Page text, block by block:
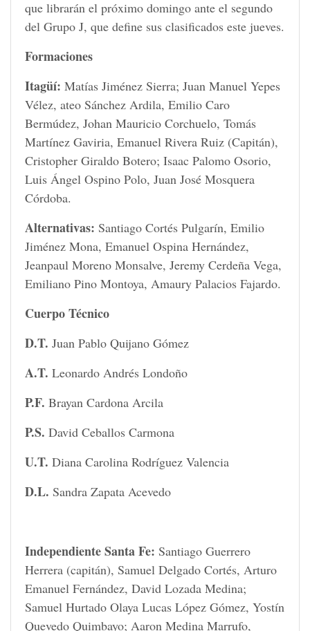
que librarán el próximo domingo ante el segundo
del Grupo J, que define sus clasificados este jueves.
Formaciones
Itagüí: Matías Jiménez Sierra; Juan Manuel Yepes
Vélez, ateo Sánchez Ardila, Emilio Caro
Bermúdez, Johan Mauricio Corchuelo, Tomás
Martínez Gaviria, Emanuel Rivera Ruiz (Capitán),
Cristopher Giraldo Botero; Isaac Palomo Osorio,
Luis Ángel Ospino Polo, Juan José Mosquera
Córdoba.
Alternativas: Santiago Cortés Pulgarín, Emilio
Jiménez Mona, Emanuel Ospina Hernández,
Jeanpaul Moreno Monsalve, Jeremy Cerdeña Vega,
Emiliano Pino Montoya, Amaury Palacios Fajardo.
Cuerpo Técnico
D.T. Juan Pablo Quijano Gómez
A.T. Leonardo Andrés Londoño
P.F. Brayan Cardona Arcila
P.S. David Ceballos Carmona
U.T. Diana Carolina Rodríguez Valencia
D.L. Sandra Zapata Acevedo
Independiente Santa Fe: Santiago Guerrero
Herrera (capitán), Samuel Delgado Cortés, Arturo
Emanuel Fernández, David Lozada Medina;
Samuel Hurtado Olaya Lucas López Gómez, Yostín
Quevedo Quimbayo; Aaron Medina Marrufo,